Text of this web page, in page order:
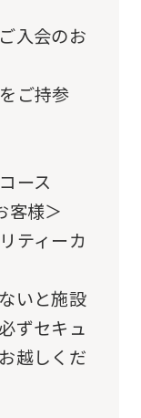
入会のお
ご持参
ース
客様＞
ティーカ
いと施設
ずセキュ
越しくだ